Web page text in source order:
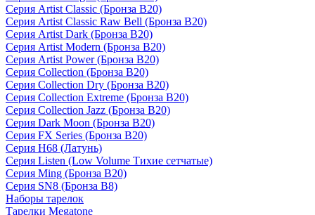
Серия Artist Classic (Бронза B20)
Серия Artist Classic Raw Bell (Бронза B20)
Серия Artist Dark (Бронза B20)
Серия Artist Modern (Бронза B20)
Серия Artist Power (Бронза B20)
Серия Collection (Бронза B20)
Серия Collection Dry (Бронза B20)
Серия Collection Extreme (Бронза B20)
Серия Collection Jazz (Бронза B20)
Серия Dark Moon (Бронза B20)
Серия FX Series (Бронза B20)
Серия H68 (Латунь)
Серия Listen (Low Volume Тихие сетчатые)
Серия Ming (Бронза B20)
Серия SN8 (Бронза B8)
Наборы тарелок
Тарелки Megatone